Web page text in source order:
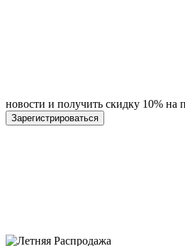
новости и получить скидку 10% на